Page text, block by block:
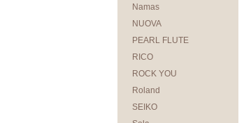
Namas
NUOVA
PEARL FLUTE
RICO
ROCK YOU
Roland
SEIKO